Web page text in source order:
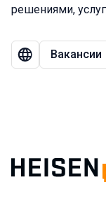
решениями,
Вакансии